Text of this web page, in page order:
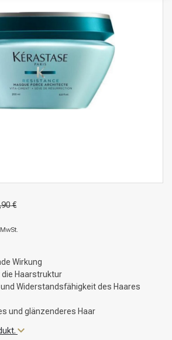
€
Wirkung
Haarstruktur
Widerstandsfähigkeit des Haares
und glänzenderes Haar